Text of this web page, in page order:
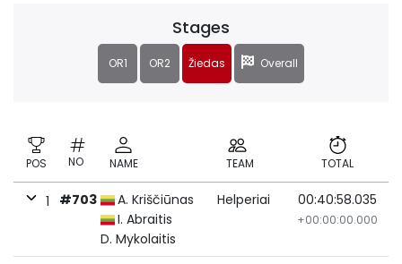
Stages
OR1 OR2 Žiedas Overall
POS NO NAME TEAM TOTAL
1 #703
A. Kriščiūnas
I. Abraitis
D. Mykolaitis
Helperiai 00:40:58.035
+00:00:00.000